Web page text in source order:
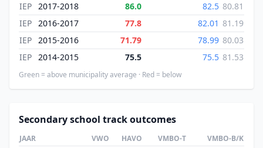
IEP 2017-2018 86.0 82.5 80.81
IEP 2016-2017 77.8 82.01 81.19
IEP 2015-2016 71.79 78.99 80.03
IEP 2014-2015 75.5 75.5 81.53
Green = above municipality average · Red = below
Secondary school track outcomes
JAAR VWO HAVO VMBO-T VMBO-B/K